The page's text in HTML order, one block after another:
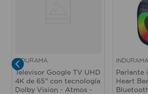
INDURAMA
Televisor Google TV UHD
4K de 65" con tecnología
Dolby Vision - Atmos -
INDURAMA
Parlante
Heart